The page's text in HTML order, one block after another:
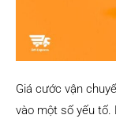
Giá cước vận
vào một số yếu tố.